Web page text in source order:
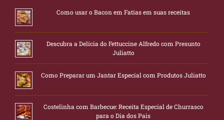
Como usar o Bacon em Fatias em suas receitas
Descubra a Delícia do Fettuccine Alfredo com Presunto
Juliatto
Como Preparar um Jantar Especial com Produtos Juliatto
Costelinha com Barbecue: Receita Especial de Churrasco
para o Dia dos Pais